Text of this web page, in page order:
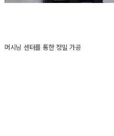
머시닝 센터를 통한 정밀 가공